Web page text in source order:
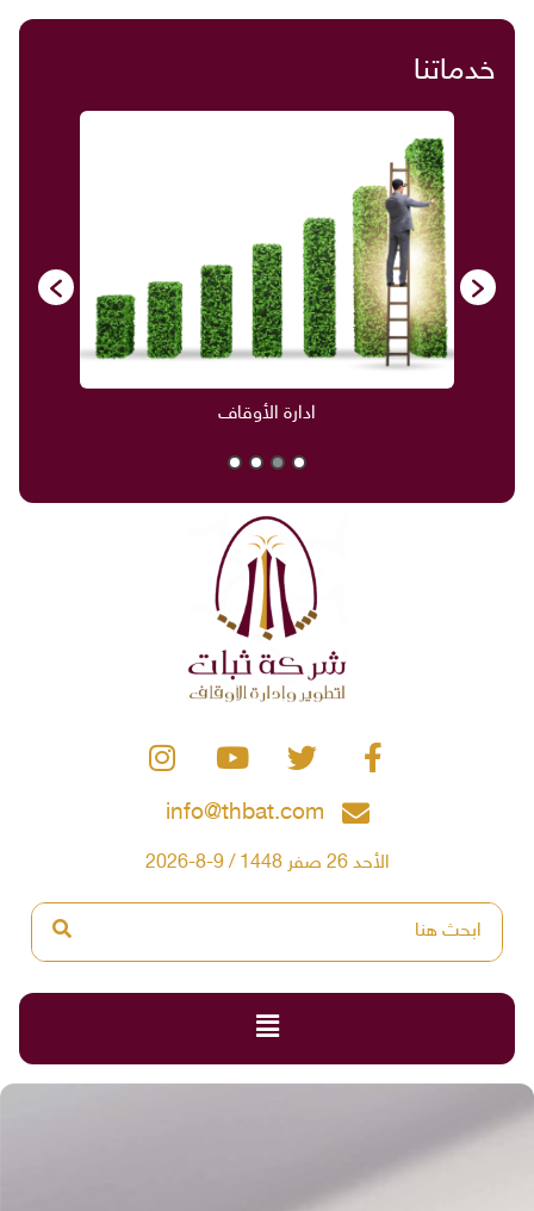
خدماتنا
ادارة الأوقاف
info@thbat.com
الأحد 26 صفر 1448 / 9-8-2026